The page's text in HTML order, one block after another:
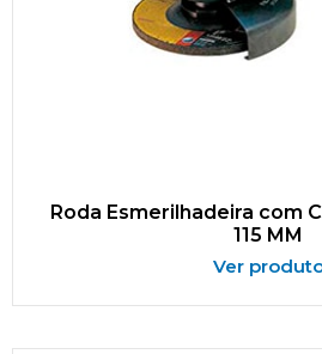
Roda Esmerilhadeira com
115 MM
Ver